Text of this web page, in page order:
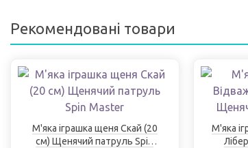
Рекомендовані товари
М'яка іграшка щеня Скай (20
см) Щенячий патруль Spin
М'яка